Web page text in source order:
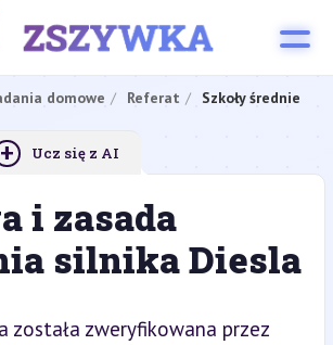
domowe Referat Szkoły średnie
+ Ucz się z AI
i zasada
silnika Diesla
została zweryfikowana przez